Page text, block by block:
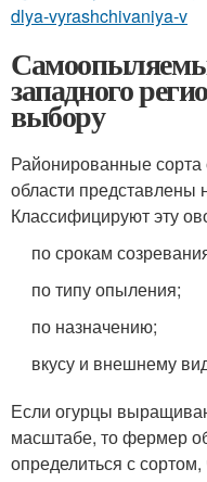
dlya-vyrashchivaniya-v
западного
выбору
Районированные сорта
области представлены
Классифицируют эту
по срокам
по типу опыления;
по назначению;
вкусу и внешнему
Если огурцы
масштабе, то фермер
определиться с